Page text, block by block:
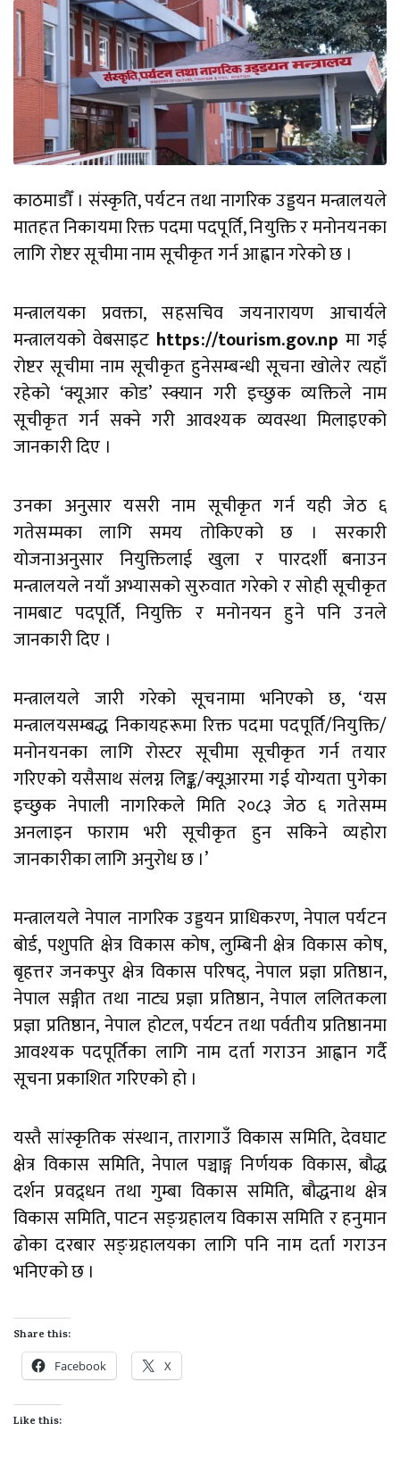
काठमाडौँ । संस्कृति, पर्यटन तथा नागरिक उड्डयन मन्त्रालयले
मातहत निकायमा रिक्त पदमा पदपूर्ति, नियुक्ति र मनोनयनका
लागि रोष्टर सूचीमा नाम सूचीकृत गर्न आह्वान गरेको छ ।
मन्त्रालयका प्रवक्ता, सहसचिव जयनारायण आचार्यले
मन्त्रालयको वेबसाइट https://tourism.gov.np मा गई
रोष्टर सूचीमा नाम सूचीकृत हुनेसम्बन्धी सूचना खोलेर त्यहाँ
रहेको ‘क्यूआर कोड’ स्क्यान गरी इच्छुक व्यक्तिले नाम
सूचीकृत गर्न सक्ने गरी आवश्यक व्यवस्था मिलाइएको
जानकारी दिए ।
उनका अनुसार यसरी नाम सूचीकृत गर्न यही जेठ ६
गतेसम्मका लागि समय तोकिएको छ । सरकारी
योजनाअनुसार नियुक्तिलाई खुला र पारदर्शी बनाउन
मन्त्रालयले नयाँ अभ्यासको सुरुवात गरेको र सोही सूचीकृत
नामबाट पदपूर्ति, नियुक्ति र मनोनयन हुने पनि उनले
जानकारी दिए ।
मन्त्रालयले जारी गरेको सूचनामा भनिएको छ, ‘यस
मन्त्रालयसम्बद्ध निकायहरूमा रिक्त पदमा पदपूर्ति/नियुक्ति/
मनोनयनका लागि रोस्टर सूचीमा सूचीकृत गर्न तयार
गरिएको यसैसाथ संलग्न लिङ्क/क्यूआरमा गई योग्यता पुगेका
इच्छुक नेपाली नागरिकले मिति २०८३ जेठ ६ गतेसम्म
अनलाइन फाराम भरी सूचीकृत हुन सकिने व्यहोरा
जानकारीका लागि अनुरोध छ ।’
मन्त्रालयले नेपाल नागरिक उड्डयन प्राधिकरण, नेपाल पर्यटन
बोर्ड, पशुपति क्षेत्र विकास कोष, लुम्बिनी क्षेत्र विकास कोष,
बृहत्तर जनकपुर क्षेत्र विकास परिषद्, नेपाल प्रज्ञा प्रतिष्ठान,
नेपाल सङ्गीत तथा नाट्य प्रज्ञा प्रतिष्ठान, नेपाल ललितकला
प्रज्ञा प्रतिष्ठान, नेपाल होटल, पर्यटन तथा पर्वतीय प्रतिष्ठानमा
आवश्यक पदपूर्तिका लागि नाम दर्ता गराउन आह्वान गर्दै
सूचना प्रकाशित गरिएको हो ।
यस्तै सांस्कृतिक संस्थान, तारागाउँ विकास समिति, देवघाट
क्षेत्र विकास समिति, नेपाल पञ्चाङ्ग निर्णयक विकास, बौद्ध
दर्शन प्रवद्र्धन तथा गुम्बा विकास समिति, बौद्धनाथ क्षेत्र
विकास समिति, पाटन सङ्ग्रहालय विकास समिति र हनुमान
ढोका दरबार सङ्ग्रहालयका लागि पनि नाम दर्ता गराउन
भनिएको छ ।
Share this:
Facebook X
Like this: